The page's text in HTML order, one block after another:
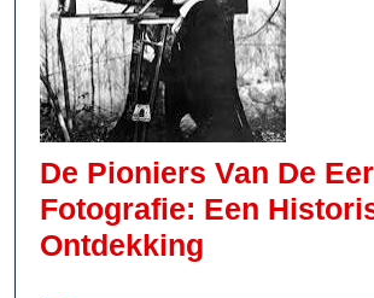
De Pioniers Van De
Fotografie: Een
Ontdekking